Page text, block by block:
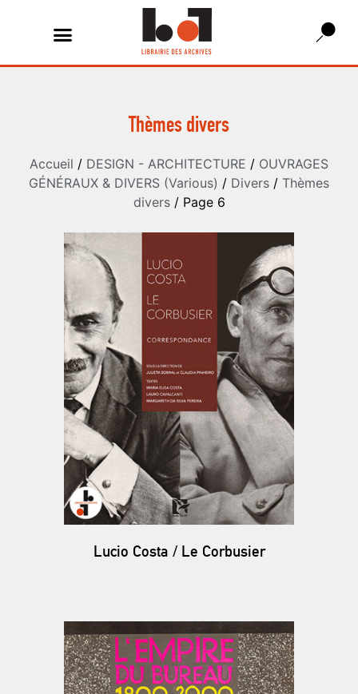
Thèmes divers
Accueil / DESIGN - ARCHITECTURE / OUVRAGES
GÉNÉRAUX & DIVERS (Various) / Divers / Thèmes
divers/ Page 6
Lucio Costa / Le Corbusier